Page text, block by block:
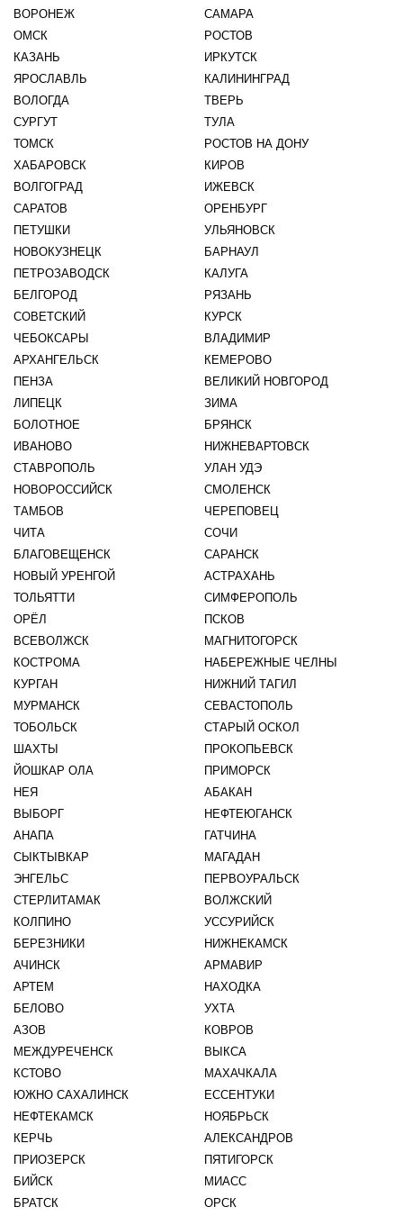
ВОРОНЕЖ
САМАРА
ОМСК
РОСТОВ
КАЗАНЬ
ИРКУТСК
ЯРОСЛАВЛЬ
КАЛИНИНГРАД
ВОЛОГДА
ТВЕРЬ
СУРГУТ
ТУЛА
ТОМСК
РОСТОВ НА ДОНУ
ХАБАРОВСК
КИРОВ
ВОЛГОГРАД
ИЖЕВСК
САРАТОВ
ОРЕНБУРГ
ПЕТУШКИ
УЛЬЯНОВСК
НОВОКУЗНЕЦК
БАРНАУЛ
ПЕТРОЗАВОДСК
КАЛУГА
БЕЛГОРОД
РЯЗАНЬ
СОВЕТСКИЙ
КУРСК
ЧЕБОКСАРЫ
ВЛАДИМИР
АРХАНГЕЛЬСК
КЕМЕРОВО
ПЕНЗА
ВЕЛИКИЙ НОВГОРОД
ЛИПЕЦК
ЗИМА
БОЛОТНОЕ
БРЯНСК
ИВАНОВО
НИЖНЕВАРТОВСК
СТАВРОПОЛЬ
УЛАН УДЭ
НОВОРОССИЙСК
СМОЛЕНСК
ТАМБОВ
ЧЕРЕПОВЕЦ
ЧИТА
СОЧИ
БЛАГОВЕЩЕНСК
САРАНСК
НОВЫЙ УРЕНГОЙ
АСТРАХАНЬ
ТОЛЬЯТТИ
СИМФЕРОПОЛЬ
ОРЁЛ
ПСКОВ
ВСЕВОЛЖСК
МАГНИТОГОРСК
КОСТРОМА
НАБЕРЕЖНЫЕ ЧЕЛНЫ
КУРГАН
НИЖНИЙ ТАГИЛ
МУРМАНСК
СЕВАСТОПОЛЬ
ТОБОЛЬСК
СТАРЫЙ ОСКОЛ
ШАХТЫ
ПРОКОПЬЕВСК
ЙОШКАР ОЛА
ПРИМОРСК
НЕЯ
АБАКАН
ВЫБОРГ
НЕФТЕЮГАНСК
АНАПА
ГАТЧИНА
СЫКТЫВКАР
МАГАДАН
ЭНГЕЛЬС
ПЕРВОУРАЛЬСК
СТЕРЛИТАМАК
ВОЛЖСКИЙ
КОЛПИНО
УССУРИЙСК
БЕРЕЗНИКИ
НИЖНЕКАМСК
АЧИНСК
АРМАВИР
АРТЕМ
НАХОДКА
БЕЛОВО
УХТА
АЗОВ
КОВРОВ
МЕЖДУРЕЧЕНСК
ВЫКСА
КСТОВО
МАХАЧКАЛА
ЮЖНО САХАЛИНСК
ЕССЕНТУКИ
НЕФТЕКАМСК
НОЯБРЬСК
КЕРЧЬ
АЛЕКСАНДРОВ
ПРИОЗЕРСК
ПЯТИГОРСК
БИЙСК
МИАСС
БРАТСК
ОРСК